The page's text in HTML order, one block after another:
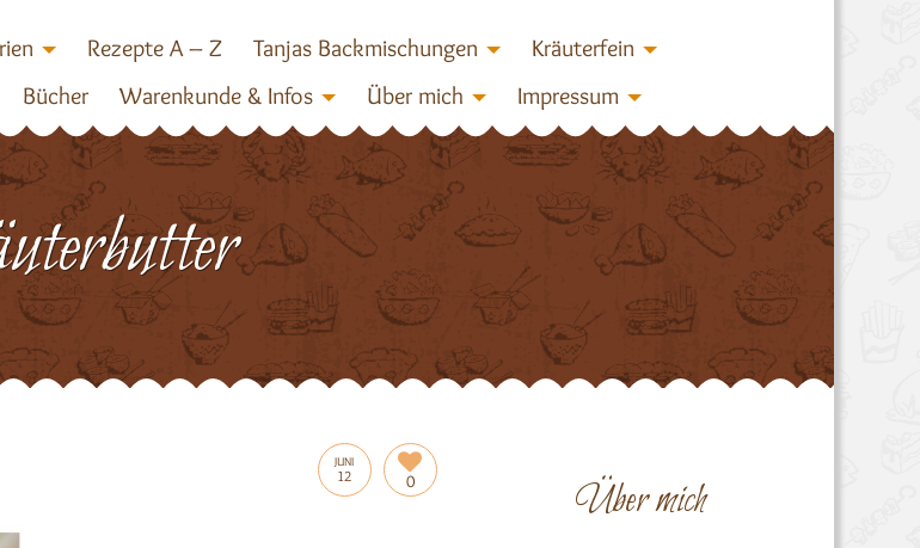
Rezepte A – Z Tanjas Backmischungen
Kräuterfein
Bücher Warenkunde & Infos Über mich Impressum
JUNI
12 0 Über mich